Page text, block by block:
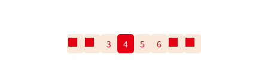
番
の
3 4 5 6
の
番